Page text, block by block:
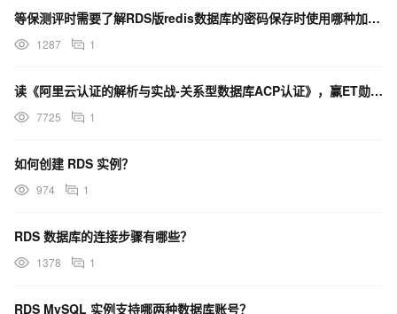
等保测评时需要了解RDS版redis数据库的密码保存时使用哪种加密算法
1287 1
读《阿里云认证的解析与实战-关系型数据库ACP认证》，赢ET勋章丨藏经阁一起读（36）
7725 1
如何创建 RDS 实例？
974 1
RDS 数据库的连接步骤有哪些？
1378 1
RDS MySQL 实例支持哪两种数据库账号？